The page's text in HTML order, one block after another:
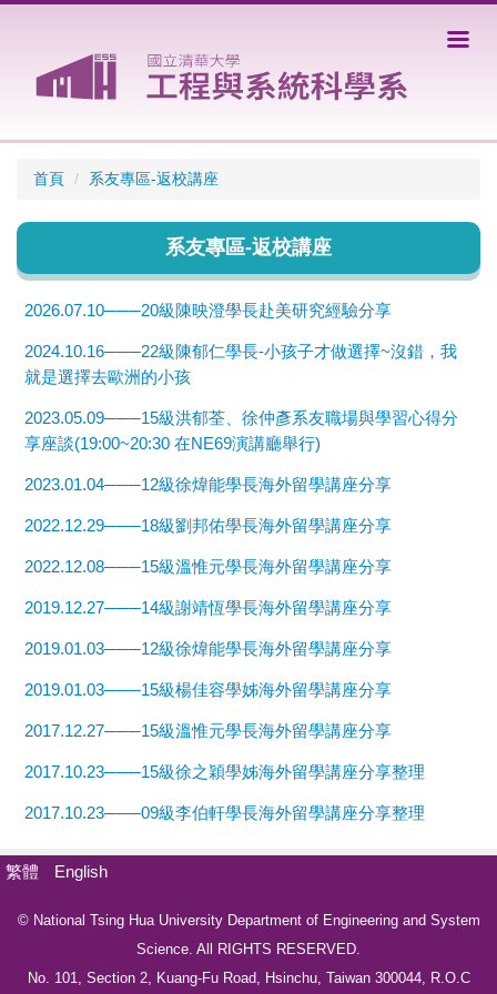
首頁
系友專區-返校講座
系友專區-返校講座
2026.07.10───20級陳映澄學長赴美研究經驗分享
2024.10.16───22級陳郁仁學長-小孩子才做選擇~沒錯，我
就是選擇去歐洲的小孩
2023.05.09───15級洪郁荃、徐仲彥系友職場與學習心得分
享座談(19:00~20:30 在NE69演講廳舉行)
2023.01.04───12級徐煒能學長海外留學講座分享
2022.12.29───18級劉邦佑學長海外留學講座分享
2022.12.08───15級溫惟元學長海外留學講座分享
2019.12.27───14級謝靖恆學長海外留學講座分享
2019.01.03───12級徐煒能學長海外留學講座分享
2019.01.03───15級楊佳容學姊海外留學講座分享
2017.12.27───15級溫惟元學長海外留學講座分享
2017.10.23───15級徐之穎學姊海外留學講座分享整理
2017.10.23───09級李伯軒學長海外留學講座分享整理
繁體 English
© National Tsing Hua University Department of Engineering and System
Science. All RIGHTS RESERVED.
No. 101, Section 2, Kuang-Fu Road, Hsinchu, Taiwan 300044, R.O.C